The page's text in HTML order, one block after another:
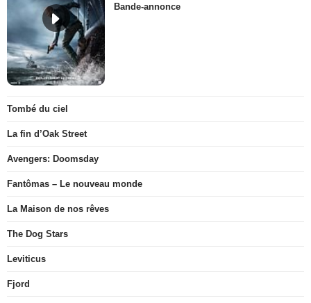
Bande-annonce
Tombé du ciel
La fin d’Oak Street
Avengers: Doomsday
Fantômas – Le nouveau monde
La Maison de nos rêves
The Dog Stars
Leviticus
Fjord